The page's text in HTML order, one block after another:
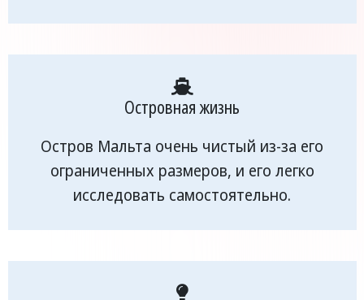
Островная жизнь
Остров Мальта очень чистый из-за его
ограниченных размеров, и его легко
исследовать самостоятельно.